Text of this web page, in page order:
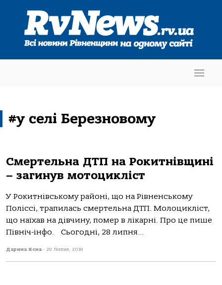
#у селі Березновому
Смертельна ДТП на Рокитнівщині
– загинув мотоцикліст
У Рокитнівському районі, що на Рівненському
Поліссі, трапилась смертельна ДТП. Молоцикліст,
що наїхав на дівчину, помер в лікарні. Про це пише
Північ-інфо. Сьогодні, 28 липня...
Дарина Ясна - 29 Липня, 2018